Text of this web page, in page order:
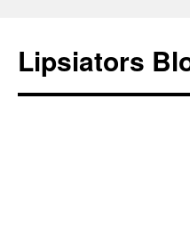
Lipsiators